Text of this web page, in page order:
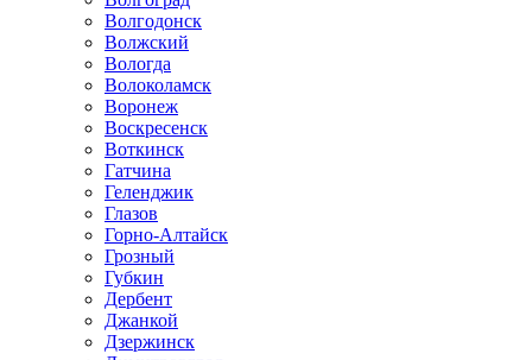
Волгодонск
Волжский
Вологда
Волоколамск
Воронеж
Воскресенск
Воткинск
Гатчина
Геленджик
Глазов
Горно-Алтайск
Грозный
Губкин
Дербент
Джанкой
Дзержинск